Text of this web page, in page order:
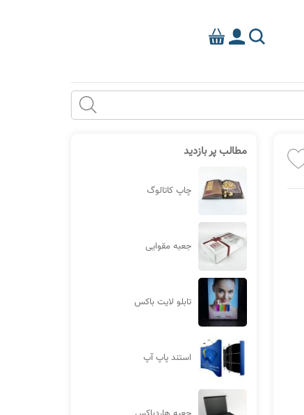
مطالب پر بازدید
چاپ کاتالوگ
جعبه مقوایی
تابلو لایت باکس
استند پاپ آپ